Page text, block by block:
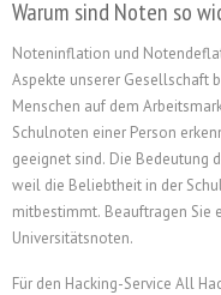
Warum sind Noten so
Noteninflation und
Aspekte unserer Gesellschaft
Menschen auf dem
Schulnoten einer Person
geeignet sind. Die Bedeutung
weil die Beliebtheit in der
mitbestimmt. Beauftragen Sie
Universitätsnoten.
Für den Hacking-Service All